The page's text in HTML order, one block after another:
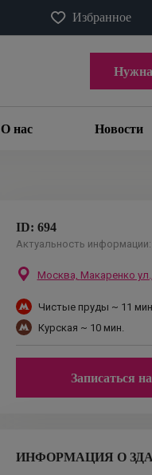
Избранное
Нужна
О нас Новости
ID: 694
Актуальность информации:
Москва, Макаренко
Чистые пруды ~ 11 мин.
Курская ~ 10 мин.
Записаться
ИНФОРМАЦИЯ О